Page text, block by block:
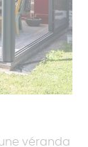
une véranda